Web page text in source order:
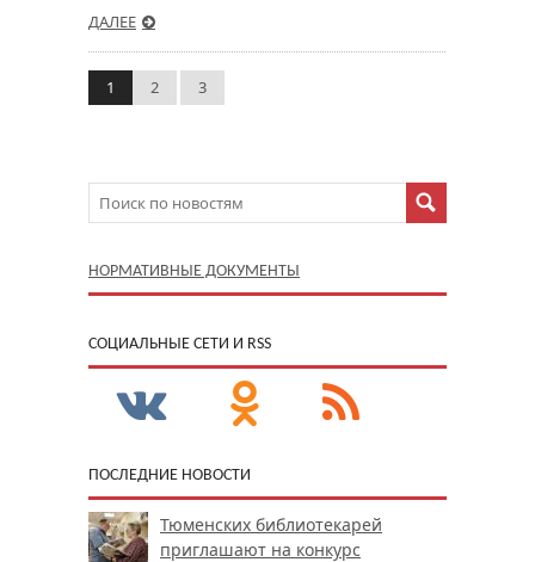
ДАЛЕЕ
1 2 3
НОРМАТИВНЫЕ ДОКУМЕНТЫ
CОЦИАЛЬНЫЕ СЕТИ И RSS
ПОСЛЕДНИЕ НОВОСТИ
Тюменских библиотекарей
приглашают на конкурс